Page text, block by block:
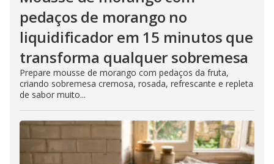
pedaços de morango no
liquidificador em 15 minutos que
transforma qualquer sobremesa
Prepare mousse de morango com pedaços da fruta,
criando sobremesa cremosa, rosada, refrescante e repleta
de sabor muito...